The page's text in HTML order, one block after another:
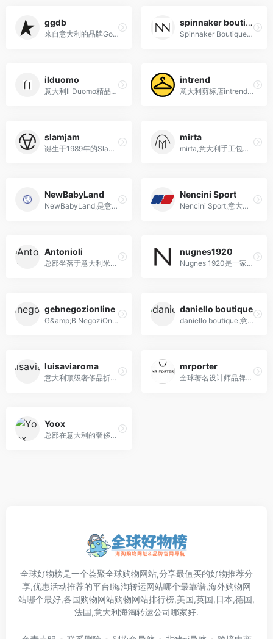
ggdb
来自意大利的品牌Golden Goose,黄金鹅小脏鞋,脏脏鞋
spinnaker boutique
Spinnaker Boutique是来自意大利的时尚奢侈品买手店
ilduomo
意大利Il Duomo精品店是时尚爱好者和奢华与美丽爱好者的圣地
intrend
意大利剪标店intrend官网网址海淘购物-黄衣架maxmara剪标店网站地址maxmara剪标店就是maxmara独家奥特莱斯，基本可以理解成把领标减掉，然后贴上副牌DiffusioneTessile，剪标店的存在就是把库存货卖出去，同时又...
slamjam
诞生于1989年的Slam Jam，算是欧洲非常早就开始致力于潮流文化的商家，作为欧洲街头文化的先驱者，也因此成为各大品牌抢着联名的潮流商家
mirta
mirta,意大利手工包包手袋交易平台
NewBabyLand
NewBabyLand,是意大利的第一家婴幼儿和孕妇用品的在线商店
Nencini Sport
Nencini Sport,意大利体育服饰用品网站
Antonioli
总部坐落于意大利米兰的精品买手店
nugnes1920
Nugnes 1920是一家历史悠久的意大利时尚精品店，位于普利亚。
gebnegozionline
G&amp;B NegoziOnline是一家历史悠久的意大利买手店，旗下大牌众多
daniello boutique
daniello boutique,意大利潮牌店
luisaviaroma
意大利顶级奢侈品折扣电商，每月拥有超过五百万访客
mrporter
全球著名设计师品牌奢侈品折扣电商,由英国高档购物网站Net-A-Porter衍生出来的
Yoox
总部在意大利的奢侈品折扣电商，商品库中包含1000多个品牌
全球好物榜是一个荟聚全球购物网站,分享最值买的好物推荐分
享,优惠活动推荐的平台!海淘转运网站哪个最靠谱,海外购物网
站哪个最好,各国购物网站购物网站排行榜,美国,英国,日本,德国,
法国,意大利海淘转运公司哪家好.